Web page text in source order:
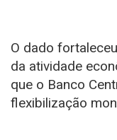
O dado
da atividade
que o Banco
flexibilização